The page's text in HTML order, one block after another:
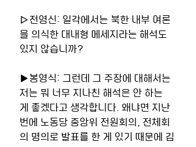
▷전영신: 일각에서는 북한 내부 여론
을 의식한 대내형 메세지라는 해석도
있지 않습니까?
▶봉영식: 그런데 그 주장에 대해서는
저는 뭐 너무 지나친 해석은 안 하는
게 좋겠다고 생각합니다. 왜냐면 지난
번에 노동당 중앙위 전원회의, 전체회
의 명의로 발표를 한 게 있기 때문에 김